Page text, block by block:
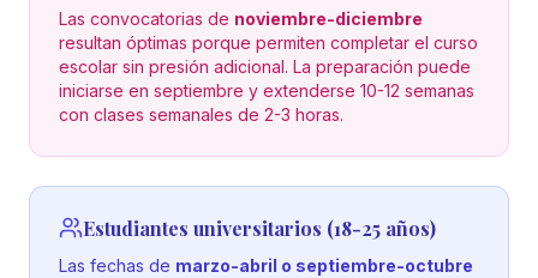
Las convocatorias de noviembre-diciembre
resultan óptimas porque permiten completar el curso
escolar sin presión adicional. La preparación puede
iniciarse en septiembre y extenderse 10-12 semanas
con clases semanales de 2-3 horas.
Estudiantes universitarios (18-25 años)
Las fechas de marzo-abril o septiembre-octubre